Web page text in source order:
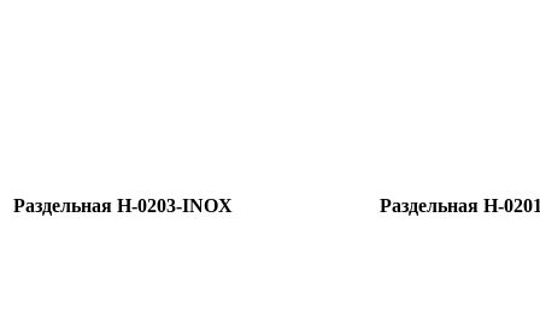
Раздельная H-0203-INOX Раздельная H-